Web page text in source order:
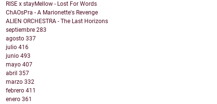
RISE x stayMellow - Lost For Words
ChAOsPra - A Marionette's Revenge
ALIEN ORCHESTRA - The Last Horizons
septiembre 283
agosto 337
julio 416
junio 493
mayo 407
abril 357
marzo 332
febrero 411
enero 361